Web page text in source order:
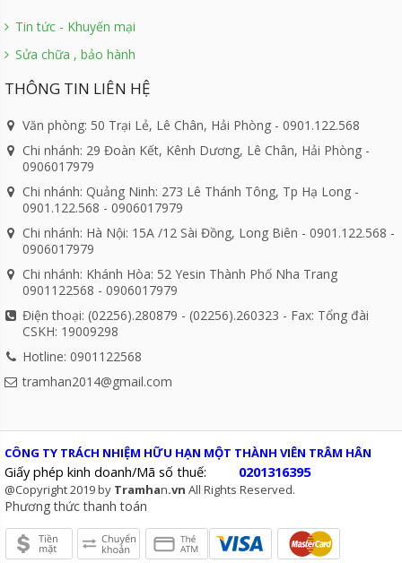
Tin tức - Khuyến mại
Sửa chữa , bảo hành
THÔNG TIN LIÊN HỆ
Văn phòng: 50 Trại Lẻ, Lê Chân, Hải Phòng - 0901.122.568
Chi nhánh: 29 Đoàn Kết, Kênh Dương, Lê Chân, Hải Phòng -
0906017979
Chi nhánh: Quảng Ninh: 273 Lê Thánh Tông, Tp Hạ Long -
0901.122.568 - 0906017979
Chi nhánh: Hà Nội: 15A /12 Sài Đồng, Long Biên - 0901.122.568 -
0906017979
Chi nhánh: Khánh Hòa: 52 Yesin Thành Phố Nha Trang
0901122568 - 0906017979
Điện thoại: (02256).280879 - (02256).260323 - Fax: Tổng đài
CSKH: 19009298
Hotline: 0901122568
tramhan2014@gmail.com
CÔNG TY TRÁCH NHIỆM HỮU HẠN MỘT THÀNH VIÊN TRÂM HÂN
Giấy phép kinh doanh/Mã số thuế: 0201316395
@Copyright 2019 by Tramhan.vn All Rights Reserved.
Phương thức thanh toán